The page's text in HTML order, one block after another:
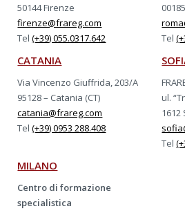
50144 Firenze
firenze@frareg.com
Tel(+39) 055.0317.642
Tel
CATANIA
Via Vincenzo Giuffrida, 203/A
95128 – Catania (CT)
catania@frareg.com
Tel(+39) 0953 288.408
ul.
1612
Tel
MILANO
Centro di formazione
specialistica